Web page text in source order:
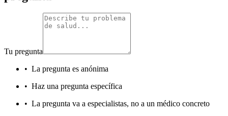
Tu pregunta
• La pregunta es anónima
• Haz una pregunta específica
• La pregunta va a especialistas, no a un médico concreto